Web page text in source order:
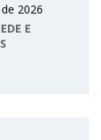
2026
E